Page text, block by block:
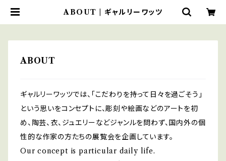
ABOUT | ギャルリーワッツ
ABOUT
ギャルリーワッツでは、「こだわりを持って日々を過ごそう」
という思いをコンセプトに、彫刻や絵画などのアートを初
め、陶芸、衣、ジュエリーなどジャンルを問わず、国内外の個
性的な作家の方たちの展覧会を企画しています。
Our concept is particular daily life.